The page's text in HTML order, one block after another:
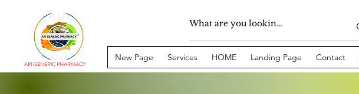
API GENERIC PHARMACY
New Page Services HOME Landing Page Contact